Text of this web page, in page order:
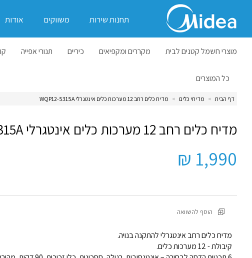
תחנות שירות
משווקים אודות
מוצרי חשמל קטנים לבית מקררים ומקפיאים כיריים תנורי אפייה
כל המוצרים
דף הבית > מדיחי כלים > מדיח כלים רחב 12 מערכות כלים אינטגרלי WQP12-5315A
מדיח כלים רחב 12 מערכות כלים אינטגרלי WQP12-5315A
1,990 ₪
הוסף להשוואה
מדיח כלים רחב אינטגרלי להתקנה בנויה.
קיבולת - 12 מערכות כלים.